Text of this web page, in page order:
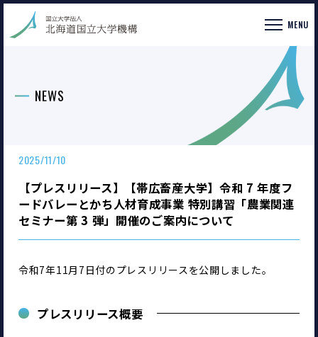
MENU
NEWS
2025/11/10
【プレスリリース】【帯広畜産大学】令和 7 年度フ
ードバレーとかち人材育成事業 特別講習「農業関連
セミナー第 3 弾」開催のご案内について
令和7年11月7日付のプレスリリースを公開しました。
プレスリリース概要